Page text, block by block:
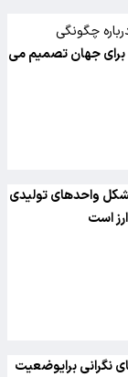
چگونگی
در مورد
ایران گفتگو
برای جهان تصمیم می
واحدهای تولیدی
است
نگرانی برایوضعیت